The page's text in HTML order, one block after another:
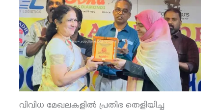
വിവിധ മേഖലകളില്‍ പ്രതിഭ തെളിയിച്ച